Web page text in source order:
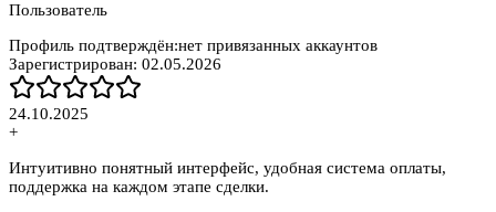
Пользователь
Профиль подтверждён:нет привязанных аккаунтов
Зарегистрирован: 02.05.2026
24.10.2025
+
Интуитивно понятный интерфейс, удобная система оплаты,
поддержка на каждом этапе сделки.